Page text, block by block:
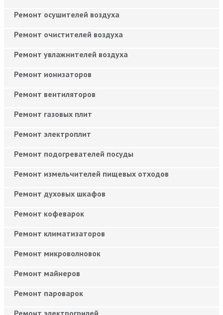
Ремонт осушителей воздуха
Ремонт очистителей воздуха
Ремонт увлажнителей воздуха
Ремонт ионизаторов
Ремонт вентиляторов
Ремонт газовых плит
Ремонт электроплит
Ремонт подогревателей посуды
Ремонт измельчителей пищевых отходов
Ремонт духовых шкафов
Ремонт кофеварок
Ремонт климатизаторов
Ремонт микроволновок
Ремонт майнеров
Ремонт пароварок
Ремонт электрогрилей